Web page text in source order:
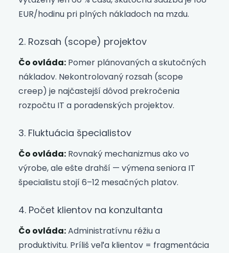
EUR/hodinu pri plných nákladoch na mzdu.
2. Rozsah (scope) projektov
Čo ovláda: Pomer plánovaných a skutočných
nákladov. Nekontrolovaný rozsah (scope
creep) je najčastejší dôvod prekročenia
rozpočtu IT a poradenských projektov.
3. Fluktuácia špecialistov
Čo ovláda: Rovnaký mechanizmus ako vo
výrobe, ale ešte drahší — výmena seniora IT
špecialistu stojí 6–12 mesačných platov.
4. Počet klientov na konzultanta
Čo ovláda:Administratívnu réžiu a
produktivitu. Príliš veľa klientov = fragmentácia